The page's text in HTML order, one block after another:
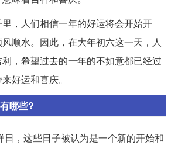
，人们相信一年的好运将会开始开
顺水。因此，在大年初六这一天，人
，希望过去的一年的不如意都已经过
好运和喜庆。
哪些?
日，这些日子被认为是一个新的开始和